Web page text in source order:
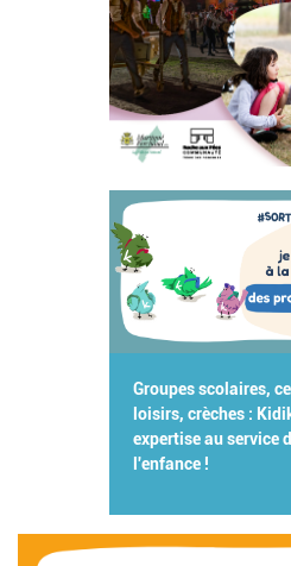
Groupes scolaires,
loisirs, crèches :
expertise au service
l'enfance !